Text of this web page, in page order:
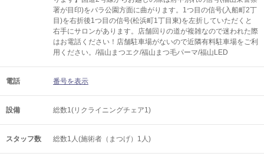
署が目印)をバラ公園方面に曲がります。1つ目の信号(入船町2丁
目)を右折後1つ目の信号(松浜町1丁目東)を左折していただくと
右手にサロンがあります。店舗回りの道が複雑なので迷われた際
はお電話ください！店舗駐車場がないので近隣有料駐車場をご利
用ください。/福山まつエク/福山まつ毛パーマ/福山LED
電話 番号を表示
設備 総数1(リクライニングチェア1)
スタッフ数 総数1人(施術者（まつげ）1人)